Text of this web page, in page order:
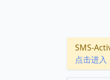
SMS-
点击进入